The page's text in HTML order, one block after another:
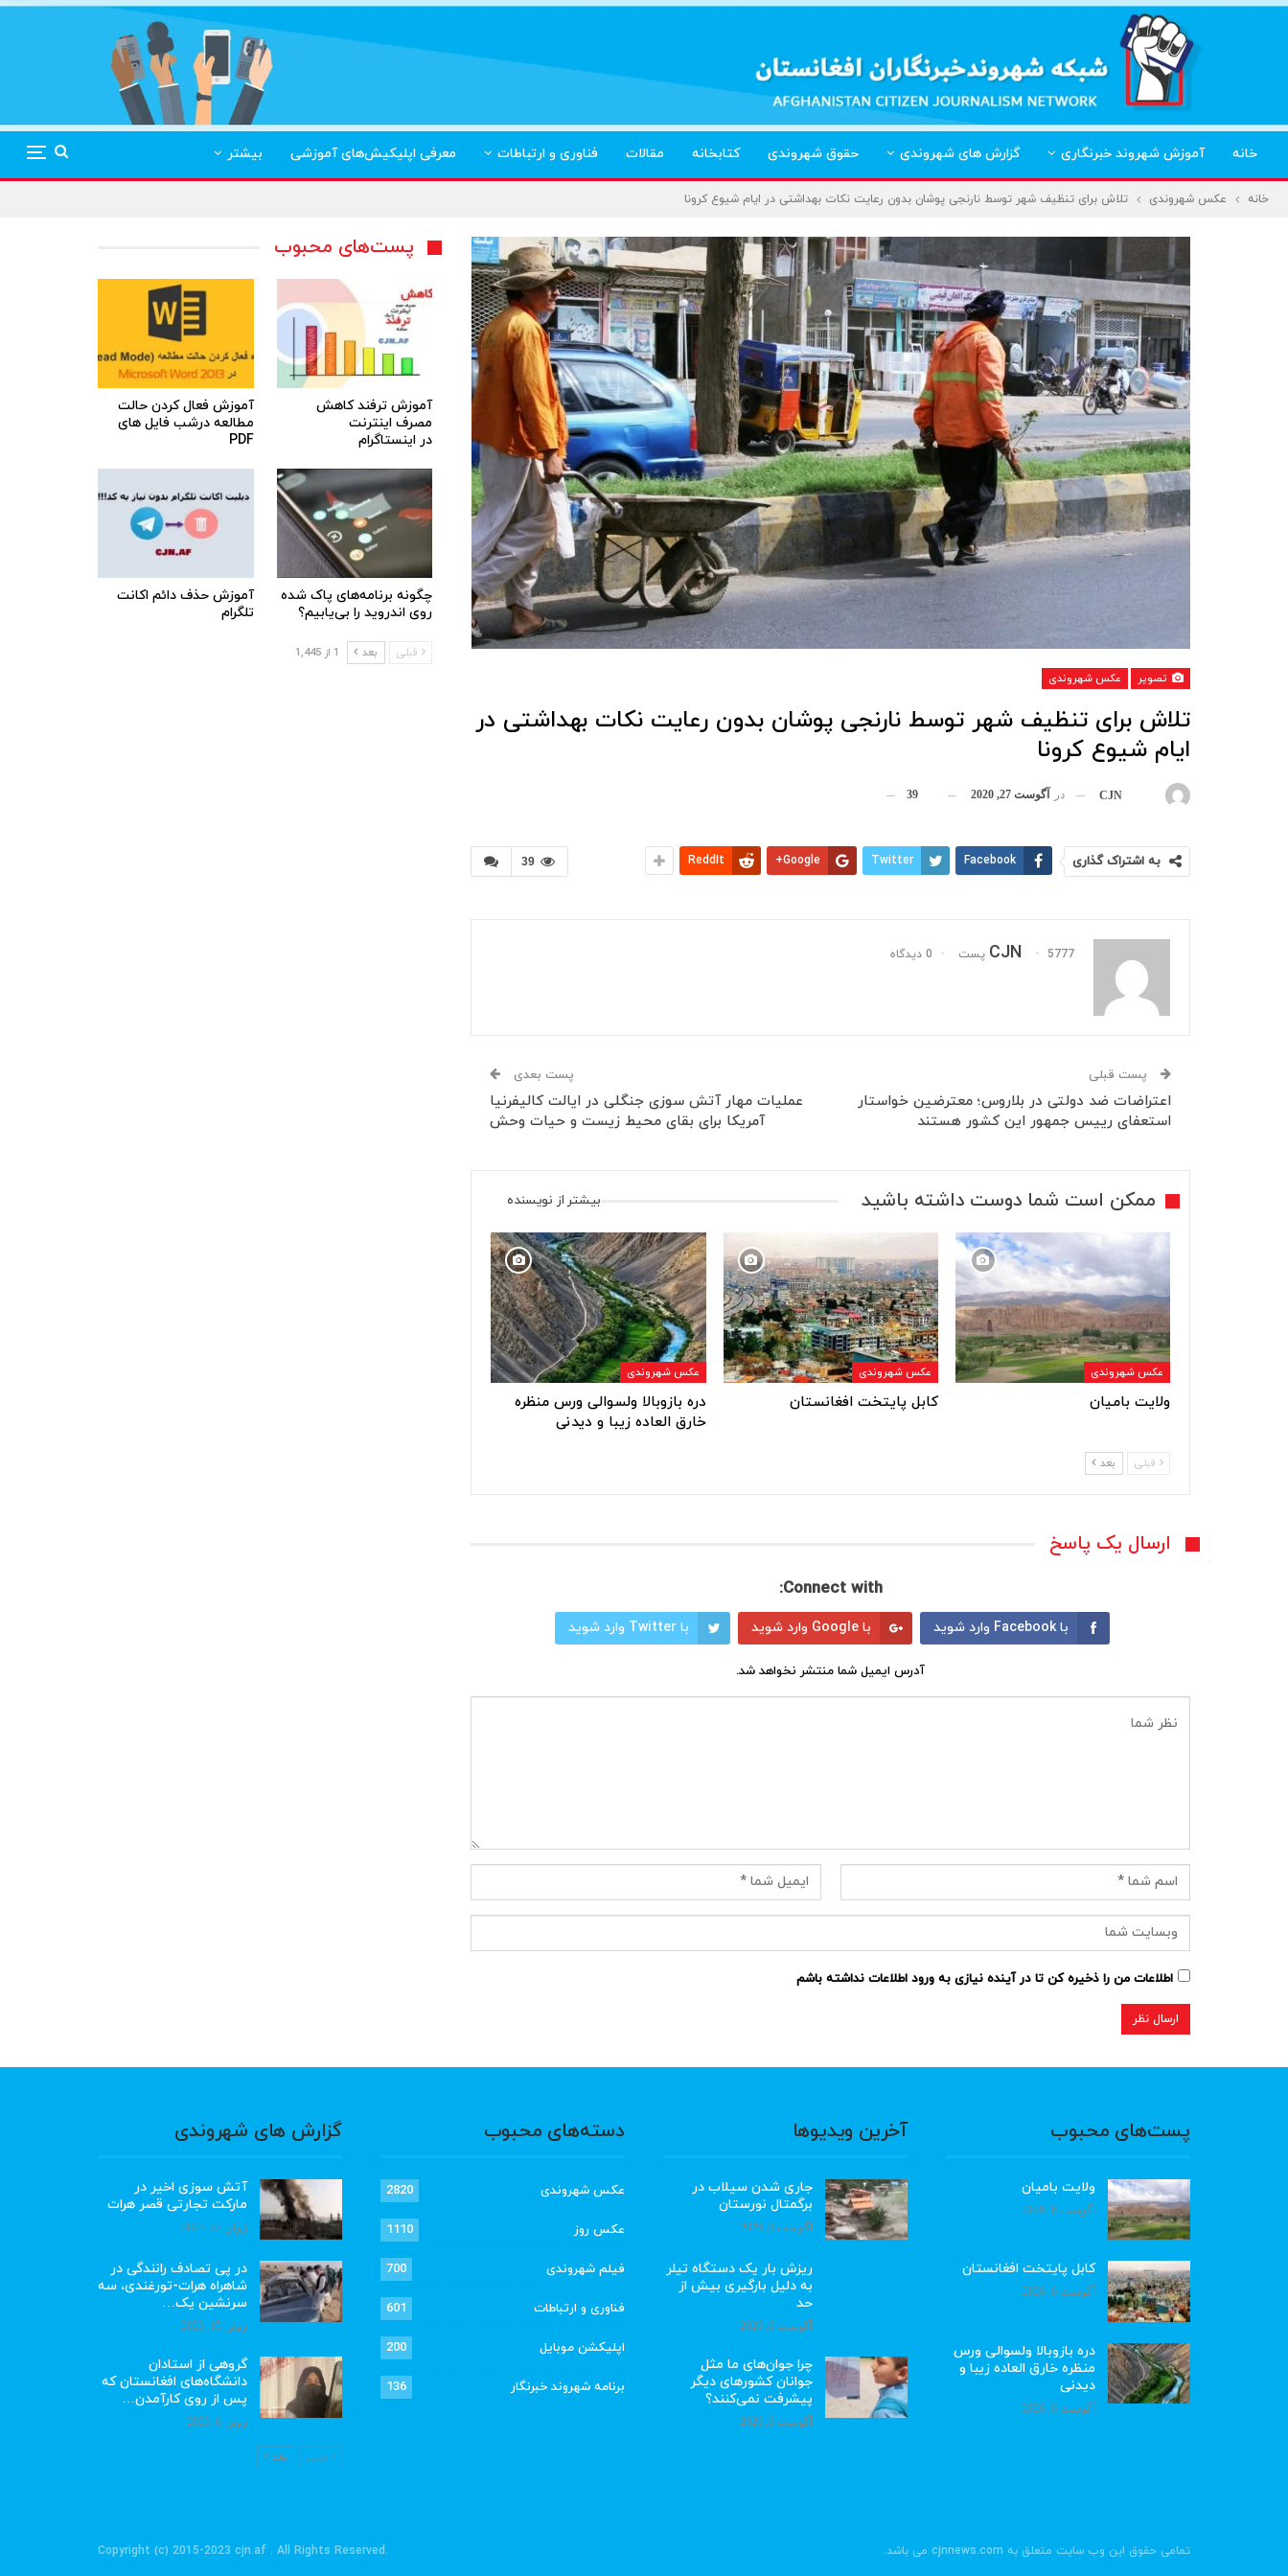
خانه آموزش شهروند خبرنگاری گزارش های شهروندی حقوق شهروندی کتابخانه مقالات فناوری و ارتباطات معرفی اپلیکیش‌های آموزشی بیشتر
خانه عکس شهروندی تلاش برای تنظیف شهر توسط نارنجی پوشان بدون رعایت نکات بهداشتی در ایام شیوع کرونا
تصویر عکس شهروندی
تلاش برای تنظیف شهر توسط نارنجی پوشان بدون رعایت نکات بهداشتی در
ایام شیوع کرونا
CJN در آگوست 27, 2020 39
39 به اشتراک گذاری Facebook
Twitter
Google+
ReddIt
CJN 5777 پست 0 دیدگاه
پست قبلی
اعتراضات ضد دولتی در بلاروس؛ معترضین خواستار
استعفای رییس جمهور این کشور هستند
پست بعدی
عملیات مهار آتش سوزی جنگلی در ایالت کالیفرنیا
آمریکا برای بقای محیط زیست و حیات وحش
ممکن است شما دوست داشته باشید بیشتر از نویسنده
عکس شهروندی
ولایت بامیان
عکس شهروندی
کابل پایتخت افغانستان
عکس شهروندی
دره بازوبالا ولسوالی ورس منظره
خارق العاده زیبا و دیدنی
قبلی بعد
ارسال یک پاسخ
Connect with:
با Facebook وارد شوید با Google وارد شوید با Twitter وارد شوید
آدرس ایمیل شما منتشر نخواهد شد.
اطلاعات من را ذخیره کن تا در آینده نیازی به ورود اطلاعات نداشته باشم
پست‌های محبوب
آموزش ترفند کاهش
مصرف اینترنت
در اینستاگرام
آموزش فعال کردن حالت
مطالعه درشب فایل های
PDF
چگونه برنامه‌های پاک شده
روی اندروید را بی‌یابیم؟
آموزش حذف دائم اکانت
تلگرام
قبلی بعد 1 از 1,445
پست‌های محبوب
ولایت بامیان
آگوست 6, 2026
کابل پایتخت افغانستان
آگوست 6, 2026
دره بازوبالا ولسوالی ورس
منظره خارق العاده زیبا و
دیدنی
آگوست 6, 2026
آخرین ویدیوها
جاری شدن سیلاب در
برگمتال نورستان
آگوست 6, 2026
ریزش بار یک دستگاه تیلر
به دلیل بارگیری بیش از
حد
آگوست 6, 2026
چرا جوان‌های ما مثل
جوانان کشورهای دیگر
پیشرفت نمی‌کنند؟
آگوست 6, 2026
دسته‌های محبوب
عکس شهروندی 2820
عکس روز 1110
فیلم شهروندی 700
فناوری و ارتباطات 601
اپلیکشن موبایل 200
برنامه شهروند خبرنگار 136
گزارش های شهروندی
آتش سوزی اخیر در
مارکت تجارتی قصر هرات
ژوئن 22, 2023
در پی تصادف رانندگی در
شاهراه هرات-تورغندی، سه
سرنشین یک…
ژوئن 15, 2023
گروهی از استادان
دانشگاه‌های افغانستان که
پس از روی کارآمدن…
ژوئن 6, 2023
قبلی بعد
تمامی حقوق این وب سایت متعلق به cjnnews.com می باشد. .Copyright (c) 2015-2023 cjn.af . All Rights Reserved